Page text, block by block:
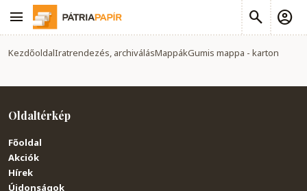
KezdőoldalIratrendezés, archiválásMappákGumis mappa - karton
Oldaltérkép
Főoldal
Akciók
Hírek
Újdonságok